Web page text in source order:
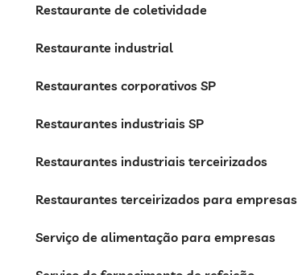
Restaurante de coletividade
Restaurante industrial
Restaurantes corporativos SP
Restaurantes industriais SP
Restaurantes industriais terceirizados
Restaurantes terceirizados para empresas
Serviço de alimentação para empresas